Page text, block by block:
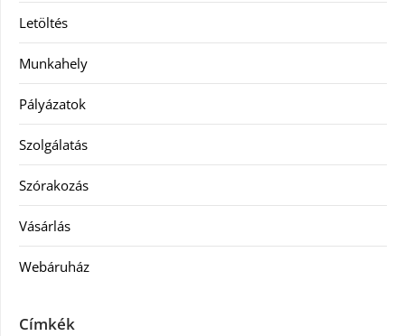
Letöltés
Munkahely
Pályázatok
Szolgálatás
Szórakozás
Vásárlás
Webáruház
Címkék